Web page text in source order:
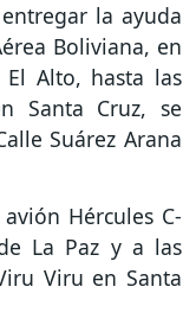
la ayuda
Boliviana, en
Alto, hasta las
Santa Cruz, se
Suárez Arana
Hércules C-
La Paz y a las
Viru en Santa